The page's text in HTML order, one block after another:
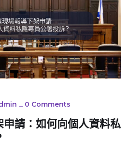
_ 0 Comments
請：如何向個人資料私